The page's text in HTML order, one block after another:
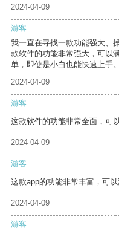
2024-04-09
游客
我一直在寻找一款功能强大、
款软件的功能非常强大，可以
单，即使是小白也能快速上手。
2024-04-09
游客
这款软件的功能非常全面，可
2024-04-09
游客
这款app的功能非常丰富，可以
2024-04-09
游客